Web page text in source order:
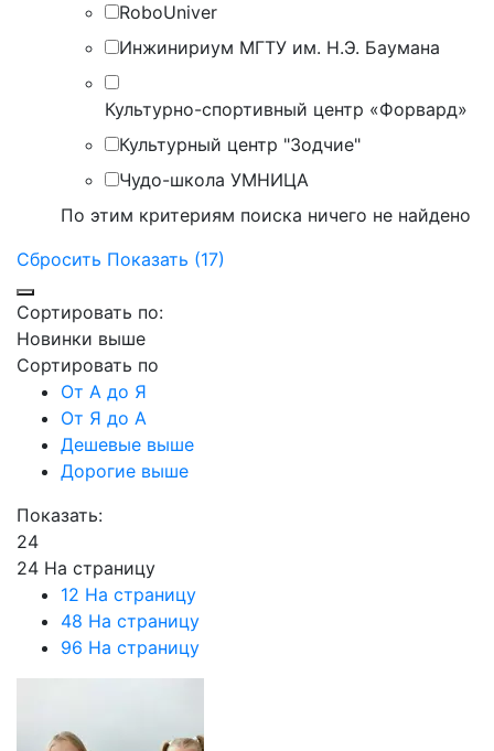
RoboUniver
Инжинириум МГТУ им. Н.Э. Баумана
Культурно-спортивный центр «Форвард»
Культурный центр "Зодчие"
Чудо-школа УМНИЦА
По этим критериям поиска ничего не найдено
Сбросить Показать (17)
Сортировать по:
Новинки выше
Сортировать по
От А до Я
От Я до А
Дешевые выше
Дорогие выше
Показать:
24
24 На страницу
12 На страницу
48 На страницу
96 На страницу